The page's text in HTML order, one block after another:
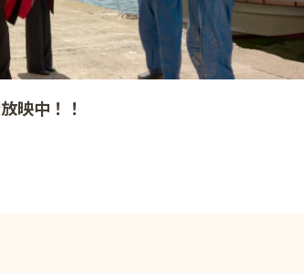
映中！！